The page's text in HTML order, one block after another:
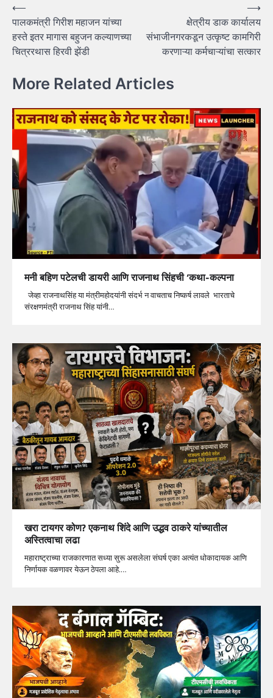
Post
navigation
⟵
पालकमंत्री गिरीश महाजन यांच्या
हस्ते इतर मागास बहुजन कल्याणच्या
चित्ररथास हिरवी झेंडी
क्षेत्रीय डाक कार्यालय
संभाजीनगरकडून उत्कृष्ट कामगिरी
करणाऱ्या कर्मचाऱ्यांचा सत्कार
⟶
More Related Articles
मनी बहिण पटेलची डायरी आणि राजनाथ सिंहची ‘कथा-कल्पना
जेव्हा राजनाथसिंह या मंत्रीमहोदयांनी संदर्भ न वाचताच निष्कर्ष लावले भारताचे
संरक्षणमंत्री राजनाथ सिंह यांनी…
खरा टायगर कोण? एकनाथ शिंदे आणि उद्धव ठाकरे यांच्यातील
अस्तित्वाचा लढा
महाराष्ट्राच्या राजकारणात सध्या सुरू असलेला संघर्ष एका अत्यंत धोकादायक आणि
निर्णायक वळणावर येऊन ठेपला आहे.…